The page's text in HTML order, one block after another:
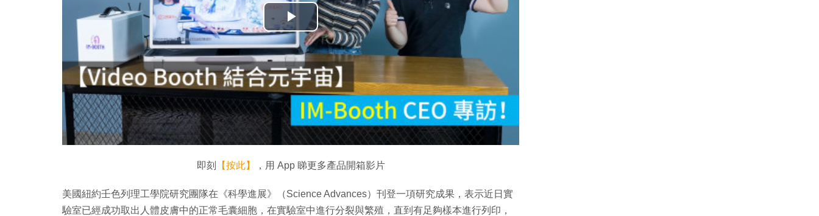
播
放
影
片
即刻 【按此】 ，用 App 睇更多產品開箱影片
美國紐約壬色列理工學院研究團隊在《科學進展》（Science Advances）刊登一項研究成果，表示近日實
驗室已經成功取出人體皮膚中的正常毛囊細胞，在實驗室中進行分裂與繁殖，直到有足夠樣本進行列印，